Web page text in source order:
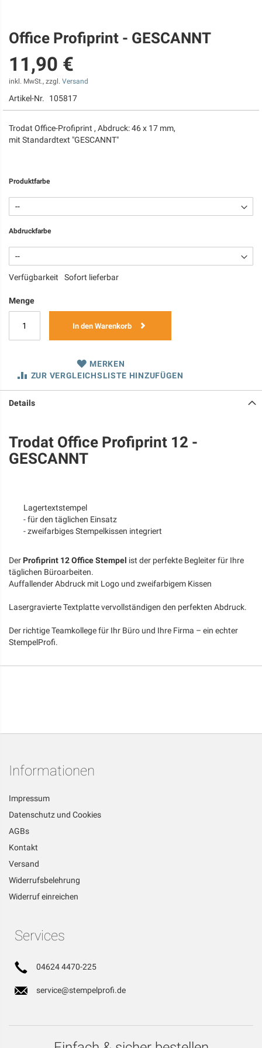
Zum
Anfang
der
Bildgalerie
springen
Office Profiprint - GESCANNT
11,90 €
inkl. MwSt., zzgl. Versand
Artikel-Nr. 105817
Trodat Office-Profiprint , Abdruck: 46 x 17 mm,
mit Standardtext "GESCANNT"
Produktfarbe
Abdruckfarbe
Verfügbarkeit Sofort lieferbar
Menge
In den Warenkorb
MERKEN
ZUR VERGLEICHSLISTE HINZUFÜGEN
Details
Trodat Office Profiprint 12 -
GESCANNT
Lagertextstempel
- für den täglichen Einsatz
- zweifarbiges Stempelkissen integriert
Der Profiprint 12 Office Stempel ist der perfekte Begleiter für Ihre
täglichen Büroarbeiten.
Auffallender Abdruck mit Logo und zweifarbigem Kissen
Lasergravierte Textplatte vervollständigen den perfekten Abdruck.
Der richtige Teamkollege für Ihr Büro und Ihre Firma – ein echter
StempelProfi.
Informationen
Impressum
Datenschutz und Cookies
AGBs
Kontakt
Versand
Widerrufsbelehrung
Widerruf einreichen
Services
04624 4470-225
service@stempelprofi.de